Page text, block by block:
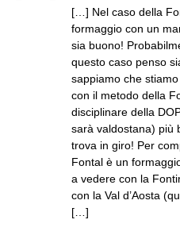
[…] Nel caso della
formaggio con un
sia buono!
questo caso penso
sappiamo che
con il metodo della
disciplinare della
sarà valdostana) più
trova in giro! Per
Fontal è un
a vedere con la
con la Val d’Aosta
[…]